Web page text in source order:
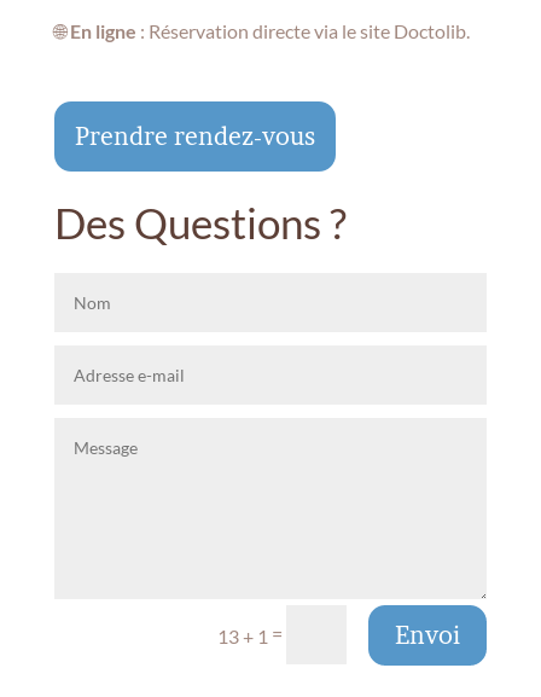
🌐En ligne : Réservation directe via le site Doctolib.
Prendre rendez-vous
Des Questions ?
13 + 1 = Envoi